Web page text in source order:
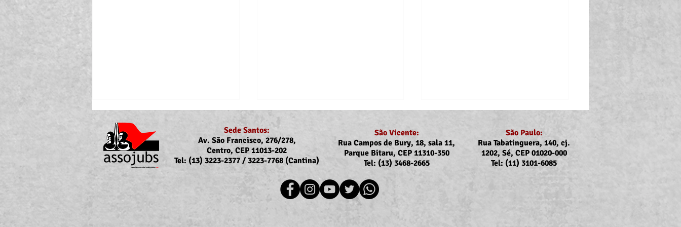
Portaria Nº 10.855/2026
sobre a atualização da
concessão do auxílio-saúde
Recomposição do auxílio-
saúde: Implementação dos
Reajuste Unimed Odonto em
Sede Santos:
Av. São Francisco, 276/278,
Centro, CEP 11013-202
Tel: (13) 3223-2377 / 3223-7768 (Cantina)
São Vicente:
Rua Campos de Bury, 18, sala 11,
Parque Bitaru, CEP 11310-350
Tel: (13) 3468-2665
São Paulo:
Rua Tabatinguera, 140, cj.
1202, Sé, CEP 01020-000
Tel: (11) 3101-6085